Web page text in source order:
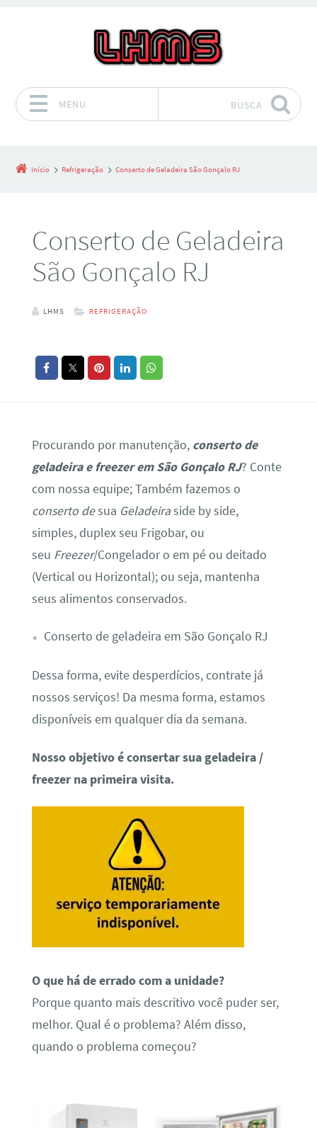
MENU BUSCA
Início Refrigeração Conserto de Geladeira São Gonçalo RJ
Conserto de Geladeira
São Gonçalo RJ
LHMS REFRIGERAÇÃO
Procurando por manutenção, conserto de
geladeira e freezer em São Gonçalo RJ? Conte
com nossa equipe; Também fazemos o
conserto desua Geladeiraside by side,
simples, duplex seu Frigobar, ou
seu Freezer/Congelador o em pé ou deitado
(Vertical ou Horizontal); ou seja, mantenha
seus alimentos conservados.
Conserto de geladeira em São Gonçalo RJ
Dessa forma, evite desperdícios, contrate já
nossos serviços! Da mesma forma, estamos
disponíveis em qualquer dia da semana.
Nosso objetivo é consertar sua geladeira /
freezer na primeira visita.
O que há de errado com a unidade?
Porque quanto mais descritivo você puder ser,
melhor. Qual é o problema? Além disso,
quando o problema começou?